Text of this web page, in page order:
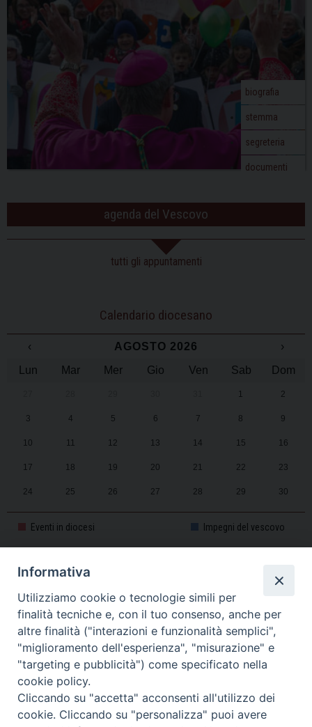
biografia
stemma
segreteria
documenti
agenda del Vescovo
tutti gli appuntamenti
Calendario diocesano
‹ AGOSTO 2026
›
Lun
Mar Mer Gio Ven Sab Dom
1 2
3 4 5 6 7 8 9
10 11 12 13 14 15 16
17 18 19 20 21 22 23
24 25 26 27 28 29 30
31 1 2 3 4 5 6
Eventi in diocesi Impegni del vescovo
CALENDARIO PASTORALE 2025-2026
Informativa
Utilizziamo cookie o tecnologie simili per
finalità tecniche e, con il tuo consenso, anche per
altre finalità ("interazioni e funzionalità semplici",
"miglioramento dell'esperienza", "misurazione" e
"targeting e pubblicità") come specificato nella
cookie policy.
Cliccando su "accetta" acconsenti all'utilizzo dei
cookie. Cliccando su "personalizza" puoi avere